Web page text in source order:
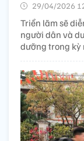
29/04/2026
Triển lãm sẽ
người dân và
dưỡng trong kỳ